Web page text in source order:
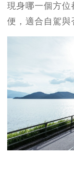
現身哪一個方
便，適合自駕